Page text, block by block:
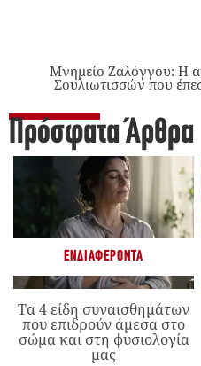
Μνημείο Ζαλόγγου: Η
Σουλιωτισσών που
Πρόσφατα Άρθρα
ΕΝΔΙΑΦΈΡΟΝΤΑ
Τα 4 είδη συναισθημάτων
που επιδρούν άμεσα στο
σώμα και στη φυσιολογία
μας